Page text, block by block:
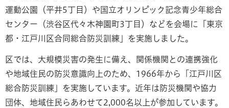
運動公園（平井5丁目）や国立オリンピック記念青少年総合
センター（渋谷区代々木神園町3丁目）などを会場に「東京
都・江戸川区合同総合防災訓練」を実施しました。
区では、大規模災害の発生に備え、関係機関との連携強化
や地域住民の防災意識向上のため、1966年から「江戸川区
総合防災訓練」を実施しています。近年は防災機関や協力
団体、地域住民らあわせて2,000名以上が参加しています。